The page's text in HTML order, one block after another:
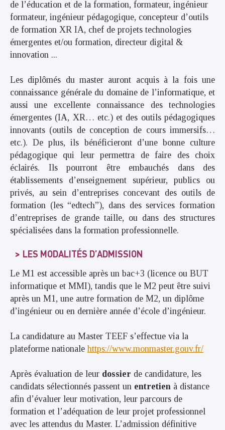
de l’éducation et de la formation, formateur, ingénieur
formateur, ingénieur pédagogique, concepteur d’outils
de formation XR IA, chef de projets technologies
émergentes et/ou formation, directeur digital &
innovation ...
Les diplômés du master auront acquis à la fois une
connaissance générale du domaine de l’informatique, et
aussi une excellente connaissance des technologies
émergentes (IA, XR… etc.) et des outils pédagogiques
innovants (outils de conception de cours immersifs…
etc.). De plus, ils bénéficieront d’une bonne culture
pédagogique qui leur permettra de faire des choix
éclairés. Ils pourront être embauchés dans des
établissements d’enseignement supérieur, publics ou
privés, au sein d’entreprises concevant des outils de
formation (les “edtech”), dans des services formation
d’entreprises de grande taille, ou dans des structures
spécialisées dans la formation professionnelle.
LES MODALITÉS D’ADMISSION
Le M1 est accessible après un bac+3 (licence ou BUT
informatique et MMI), tandis que le M2 peut être suivi
après un M1, une autre formation de M2, un diplôme
d’ingénieur ou en dernière année d’école d’ingénieur.
La candidature au Master TEEF s’effectue via la
plateforme nationalehttps://www.monmaster.gouv.fr/
Après évaluation de leur dossier de candidature, les
candidats sélectionnés passent un entretien à distance
afin d’évaluer leur motivation, leur parcours de
formation et l’adéquation de leur projet professionnel
avec les attendus du Master. L’admission définitive